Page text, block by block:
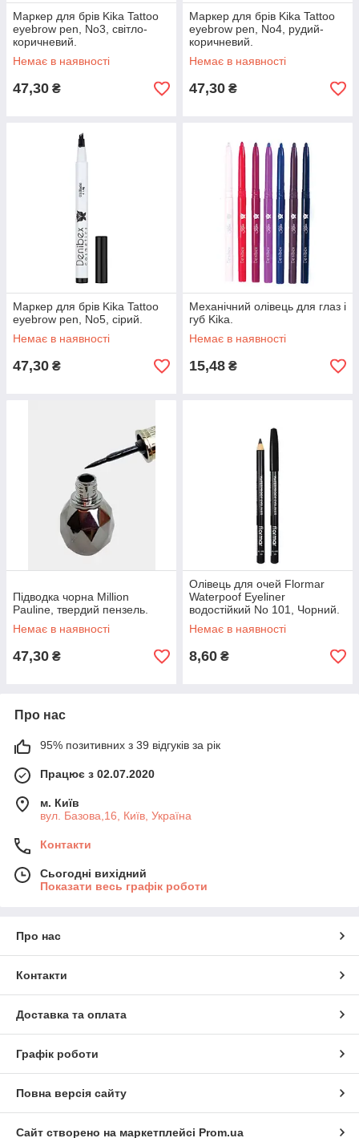
Маркер для брів Kika Tattoo
eyebrow pen, No3, світло-
коричневий.
Немає в наявності
47,30 ₴
Маркер для брів Kika Tattoo
eyebrow pen, No4, рудий-
коричневий.
Немає в наявності
47,30 ₴
Маркер для брів Kika Tattoo
eyebrow pen, No5, сірий.
Немає в наявності
47,30 ₴
Механічний олівець для глаз і
губ Kika.
Немає в наявності
15,48 ₴
Підводка чорна Million
Pauline, твердий пензель.
Немає в наявності
47,30 ₴
Олівець для очей Flormar
Waterpoof Eyeliner
водостійкий No 101, Чорний.
Немає в наявності
8,60 ₴
Про нас
95% позитивних з 39 відгуків за рік
Працює з 02.07.2020
м. Київ
вул. Базова,16, Київ, Україна
Контакти
Сьогодні вихідний
Показати весь графік роботи
Про нас
Контакти
Доставка та оплата
Графік роботи
Повна версія сайту
Сайт створено на маркетплейсі Prom.ua